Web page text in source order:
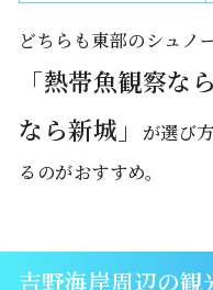
どちらも東部のシュノ
「熱帯魚観察な
なら新城」
が選び
るのがおすすめ。
吉野海岸周辺の観